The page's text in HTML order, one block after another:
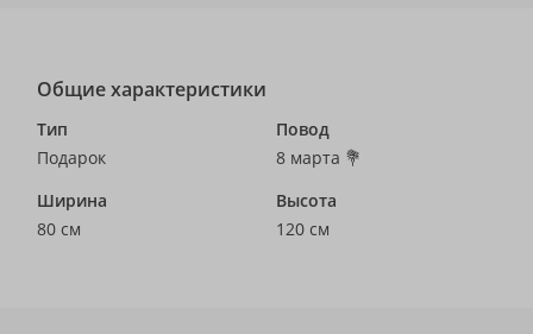
Общие характеристики
Тип
Подарок
Повод
8 марта 💐
Ширина
80 см
Высота
120 см